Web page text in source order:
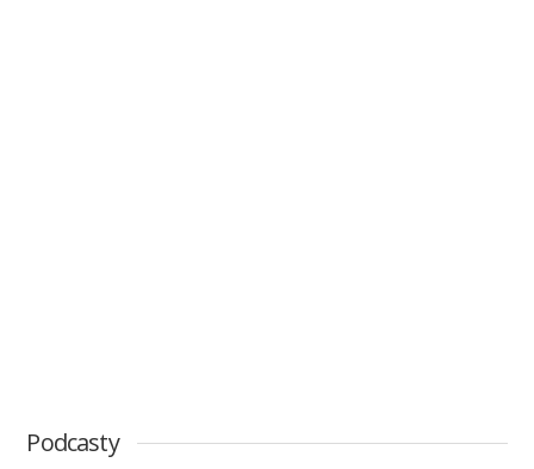
Podcasty